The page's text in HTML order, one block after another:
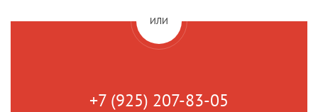
ИЛИ
+7 (925) 207-83-05